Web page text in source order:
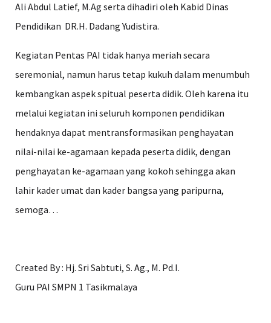
Ali Abdul Latief, M.Ag serta dihadiri oleh Kabid Dinas
Pendidikan DR.H. Dadang Yudistira.
Kegiatan Pentas PAI tidak hanya meriah secara
seremonial, namun harus tetap kukuh dalam menumbuh
kembangkan aspek spitual peserta didik. Oleh karena itu
melalui kegiatan ini seluruh komponen pendidikan
hendaknya dapat mentransformasikan penghayatan
nilai-nilai ke-agamaan kepada peserta didik, dengan
penghayatan ke-agamaan yang kokoh sehingga akan
lahir kader umat dan kader bangsa yang paripurna,
semoga…
Created By : Hj. Sri Sabtuti, S. Ag., M. Pd.I.
Guru PAI SMPN 1 Tasikmalaya